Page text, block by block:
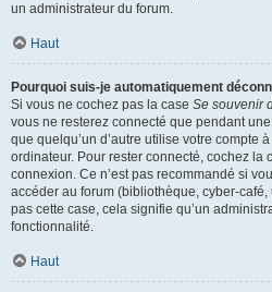
un administrateur du forum.
Haut
Pourquoi suis-je automatiquement
Si vous ne cochez pas la case Se souvenir
vous ne resterez connecté que pendant
que quelqu’un d’autre utilise votre compte
ordinateur. Pour rester connecté, cochez la
connexion. Ce n’est pas recommandé si
accéder au forum (bibliothèque, cyber-
pas cette case, cela signifie qu’un
fonctionnalité.
Haut